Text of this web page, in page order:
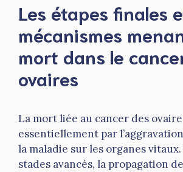
Les étapes finales
mécanismes
mort dans le
ovaires
La mort liée au cancer des
essentiellement par
la maladie sur les organes
stades avancés, la propagation